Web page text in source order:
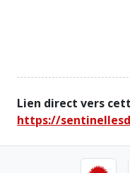
Lien direct vers
https://